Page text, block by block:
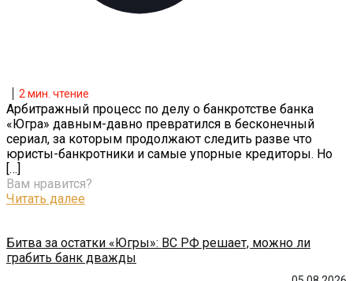
Битва за остатки «Югры»: ВС РФ решает, можно ли
грабить банк дважды
2 мин. чтение
Арбитражный процесс по делу о банкротстве банка
«Югра» давным-давно превратился в бесконечный
сериал, за которым продолжают следить разве что
юристы-банкротники и самые упорные кредиторы. Но
[…]
Вам нравится?
Читать далее